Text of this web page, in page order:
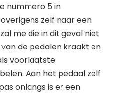
nummero 5 in
zelf naar een
me die in dit geval niet
van de pedalen kraakt en
voorlaatste
Aan het pedaal zelf
onlangs is er een